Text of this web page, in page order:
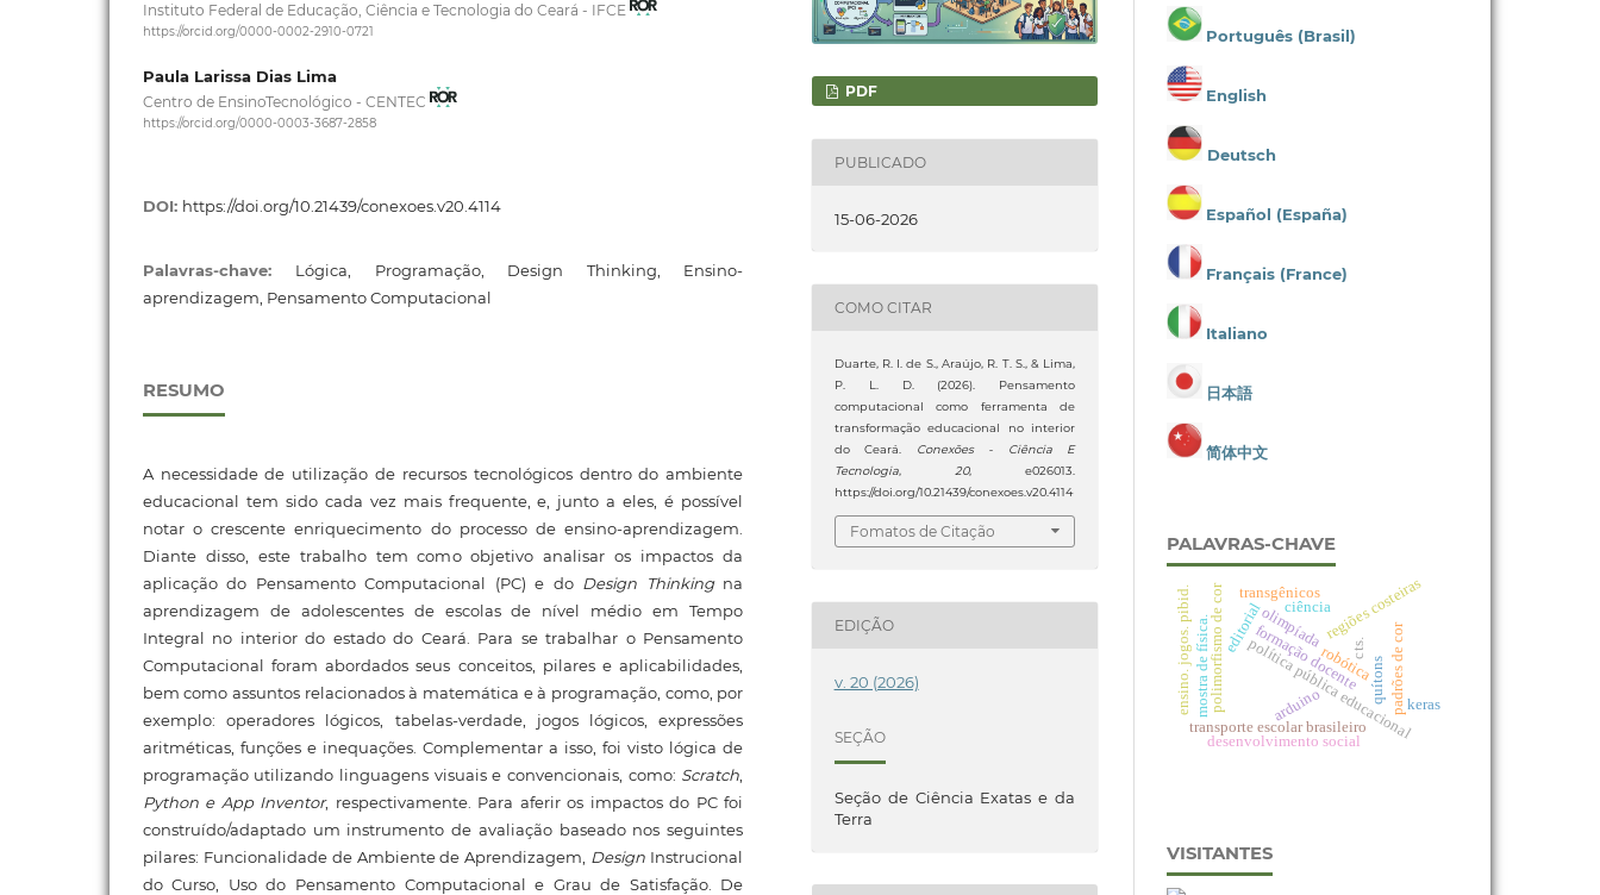
Instituto Federal de Educação, Ciência e Tecnologia do Ceará - IFCE
https://orcid.org/0000-0002-2910-0721
Paula Larissa Dias Lima
Centro de EnsinoTecnológico - CENTEC
https://orcid.org/0000-0003-3687-2858
DOI: https://doi.org/10.21439/conexoes.v20.4114
Palavras-chave: Lógica, Programação, Design Thinking, Ensino-
aprendizagem, Pensamento Computacional
RESUMO
A necessidade de utilização de recursos tecnológicos dentro do ambiente
educacional tem sido cada vez mais frequente, e, junto a eles, é possível
notar o crescente enriquecimento do processo de ensino-aprendizagem.
Diante disso, este trabalho tem como objetivo analisar os impactos da
aplicação do Pensamento Computacional (PC) e do Design Thinkingna
aprendizagem de adolescentes de escolas de nível médio em Tempo
Integral no interior do estado do Ceará. Para se trabalhar o Pensamento
Computacional foram abordados seus conceitos, pilares e aplicabilidades,
bem como assuntos relacionados à matemática e à programação, como, por
exemplo: operadores lógicos, tabelas-verdade, jogos lógicos, expressões
aritméticas, funções e inequações. Complementar a isso, foi visto lógica de
programação utilizando linguagens visuais e convencionais, como: Scratch
Python e App Inventor, respectivamente. Para aferir os impactos do PC foi
construído/adaptado um instrumento de avaliação baseado nos seguintes
pilares: Funcionalidade de Ambiente de Aprendizagem, Design Instrucional
do Curso, Uso do Pensamento Computacional e Grau de Satisfação. De
PDF
PUBLICADO
15-06-2026
COMO CITAR
Duarte, R. I. de S., Araújo, R. T. S., & Lima,
P. L. D. (2026). Pensamento
computacional como ferramenta de
transformação educacional no interior
do Ceará.
Conexões - Ciência E
Tecnologia, 20, e026013.
https://doi.org/10.21439/conexoes.v20.4114
Fomatos de Citação
EDIÇÃO
v. 20 (2026)
SEÇÃO
Seção de Ciência Exatas e da
Terra
Português (Brasil)
English
Deutsch
Español (España)
Français (France)
Italiano
日本語
简体中文
PALAVRAS-CHAVE
editorialolimpíada
política pública educacional
transporte escolar brasileiro
padrões de cor
polimorfismo de cor quítons
regiões costeiras
robótica
keras
desenvolvimento social
mostra de física. formação docente
transgênicos
cts.
ensino. jogos. pibid. ciência
arduino
VISITANTES